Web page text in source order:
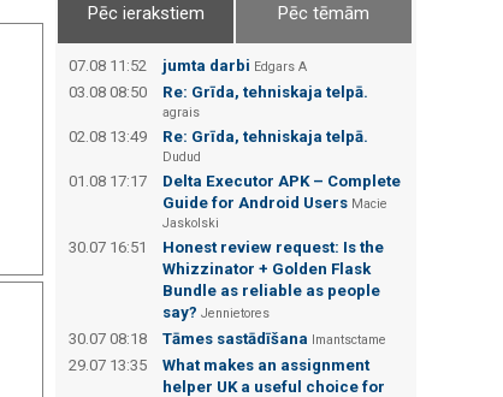
Pēc ierakstiem Pēc tēmām
07.08 11:52 jumta darbi Edgars А
03.08 08:50 Re: Grīda, tehniskaja telpā.
agrais
02.08 13:49 Re: Grīda, tehniskaja telpā.
Dudud
01.08 17:17
Delta Executor APK – Complete
Guide for Android Users Macie
Jaskolski
30.07 16:51
Honest review request: Is the
Whizzinator + Golden Flask
Bundle as reliable as people
say? Jennietores
30.07 08:18 Tāmes sastādīšana Imantsctame
29.07 13:35
What makes an assignment
helper UK a useful choice for